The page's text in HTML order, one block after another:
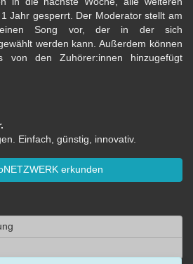
Jahr gesperrt. Der Moderator stellt am
Song vor, der in der sich
werden kann. Außerdem können
von den Zuhörer:innen hinzugefügt
Einfach, günstig, innovativ.
erkunden